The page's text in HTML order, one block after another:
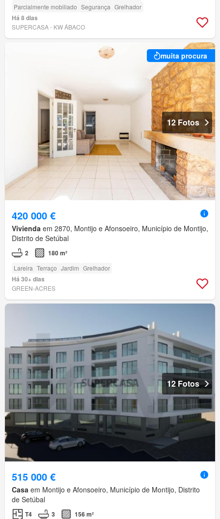
Parcialmente mobiliado Segurança Grelhador
Há 8 dias
SUPERCASA - KW ÁBACO
muita procura
12 Fotos
420 000 €
Vivienda em 2870, Montijo e Afonsoeiro, Município de Montijo,
Distrito de Setúbal
2 180 m²
Lareira Terraço Jardim Grelhador
Há 30+ dias
GREEN-ACRES
12 Fotos
515 000 €
Casa em Montijo e Afonsoeiro, Município de Montijo, Distrito
de Setúbal
T4 3 156 m²